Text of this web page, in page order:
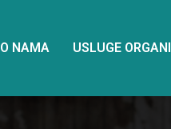
O NAMA USLUGE